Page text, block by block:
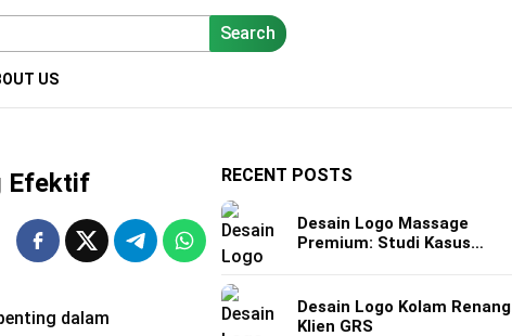
Search
US
Efektif
dalam
RECENT POSTS
Desain Logo Massage
Premium: Studi Kasus…
Desain Logo Kolam Renang
Klien GRS